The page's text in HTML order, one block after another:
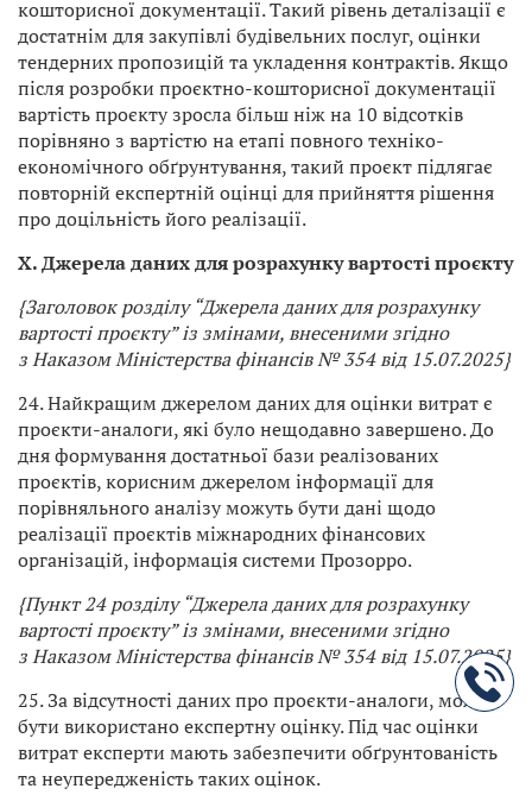
кошторисної документації. Такий рівень деталізації є
достатнім для закупівлі будівельних послуг, оцінки
тендерних пропозицій та укладення контрактів. Якщо
після розробки проєктно-кошторисної документації
вартість проєкту зросла більш ніж на 10 відсотків
порівняно з вартістю на етапі повного техніко-
економічного обґрунтування, такий проєкт підлягає
повторній експертній оцінці для прийняття рішення
про доцільність його реалізації.
X. Джерела даних для розрахунку вартості проєкту
{Заголовок розділу “Джерела даних для розрахунку
вартості проєкту” із змінами, внесеними згідно
з Наказом Міністерства фінансів № 354 від 15.07.2025}
24. Найкращим джерелом даних для оцінки витрат є
проєкти-аналоги, які було нещодавно завершено. До
дня формування достатньої бази реалізованих
проєктів, корисним джерелом інформації для
порівняльного аналізу можуть бути дані щодо
реалізації проєктів міжнародних фінансових
організацій, інформація системи Прозорро.
{Пункт 24 розділу “Джерела даних для розрахунку
вартості проєкту” із змінами, внесеними згідно
з Наказом Міністерства фінансів № 354 від 15.07.2025}
25. За відсутності даних про проєкти-аналоги, може
бути використано експертну оцінку. Під час оцінки
витрат експерти мають забезпечити обґрунтованість
та неупередженість таких оцінок.